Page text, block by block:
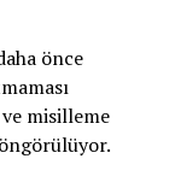
önce
misilleme